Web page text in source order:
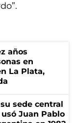
años
en
La Plata,
sede central
Juan Pablo